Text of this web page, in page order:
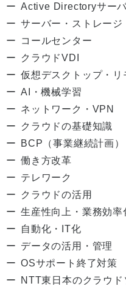
Active Directoryサー
サーバー・ストレージ
コールセンター
クラウドVDI
仮想デスクトップ・
AI・機械学習
ネットワーク・VPN
クラウドの基礎知識
BCP（事業継続計画）
働き方改革
テレワーク
クラウドの活用
生産性向上・業務効率
自動化・IT化
データの活用・管理
OSサポート終了対策
NTT東日本のクラウ